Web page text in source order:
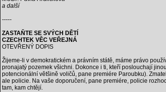
a další
-----
ZASTAŇTE SE SVÝCH DĚTÍ
CZECHTEK VĚC VEŘEJNÁ
OTEVŘENÝ DOPIS
Žijeme-li v demokratickém a právním státě, máme právo
pronajatý pozemek všichni. Dokonce i ti, kteří poslouchají
potencionální většině voličů, pane premiére Paroubku).
ale policie. Na vaše doporučení, pane premiére, policie
tam, kam chtějí.